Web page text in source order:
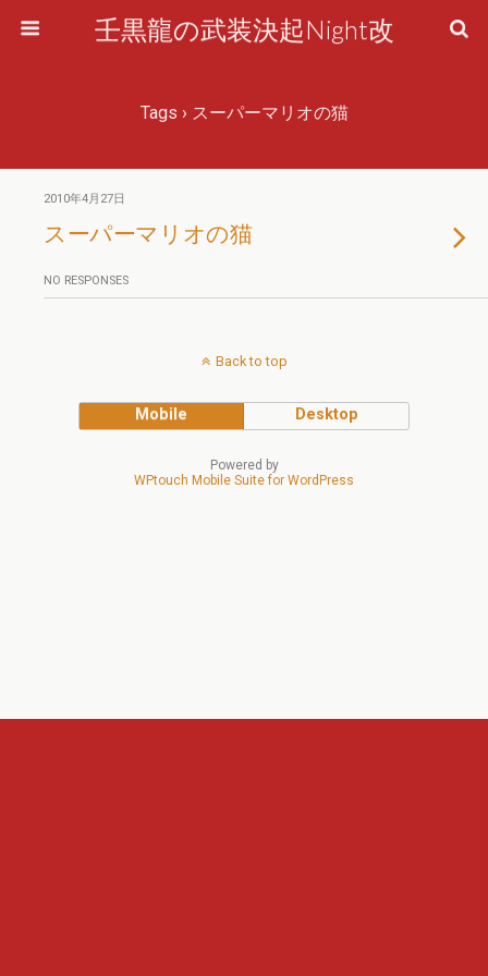
壬黒龍の武装決起Night改
Tags › スーパーマリオの猫
2010年4月27日
スーパーマリオの猫
NO RESPONSES
Back to top
Mobile Desktop
Powered by
WPtouch Mobile Suite for WordPress